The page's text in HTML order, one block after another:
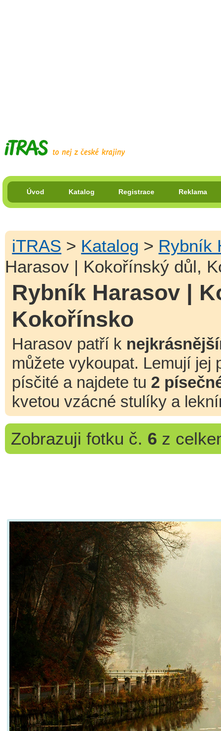
Úvod Katalog Registrace Reklama
iTRAS > Katalog > Rybník
Harasov | Kokořínský důl,
Rybník Harasov |
Kokořínsko
Harasov patří k
můžete vykoupat. Lemují
písčité a najdete tu 2
kvetou vzácné stulíky a
Zobrazuji fotku č. 6z